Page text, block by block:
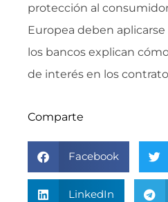
protección al
Europea deben
los bancos explican
de interés en los
Comparte
Facebook
LinkedIn